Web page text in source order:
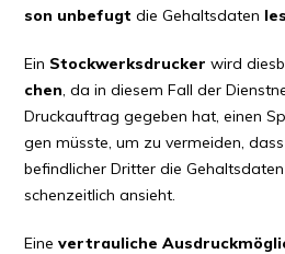
son unbe­fugt die Gehalts­da­ten
Ein Stock­werks­dru­cker wird
chen, da in die­sem Fall der
Druck­auf­trag gege­ben hat, einen
gen müss­te, um zu ver­mei­den,
befind­li­cher Drit­ter die
schen­zeit­lich ansieht.
Eine ver­trau­li­che